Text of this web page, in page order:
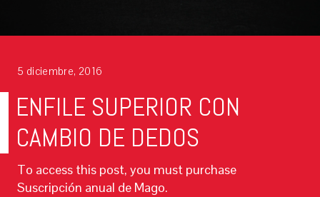
5 diciembre, 2016
ENFILE SUPERIOR CON
CAMBIO DE DEDOS
To access this post, you must purchase
Suscripción anual de Mago.